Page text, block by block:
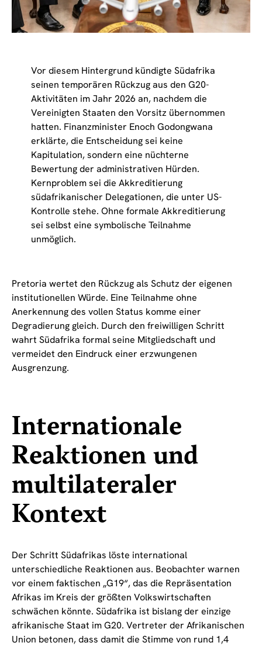
Vor diesem Hintergrund kündigte Südafrika
seinen temporären Rückzug aus den G20-
Aktivitäten im Jahr 2026 an, nachdem die
Vereinigten Staaten den Vorsitz übernommen
hatten. Finanzminister Enoch Godongwana
erklärte, die Entscheidung sei keine
Kapitulation, sondern eine nüchterne
Bewertung der administrativen Hürden.
Kernproblem sei die Akkreditierung
südafrikanischer Delegationen, die unter US-
Kontrolle stehe. Ohne formale Akkreditierung
sei selbst eine symbolische Teilnahme
unmöglich.
Pretoria wertet den Rückzug als Schutz der eigenen
institutionellen Würde. Eine Teilnahme ohne
Anerkennung des vollen Status komme einer
Degradierung gleich. Durch den freiwilligen Schritt
wahrt Südafrika formal seine Mitgliedschaft und
vermeidet den Eindruck einer erzwungenen
Ausgrenzung.
Internationale
Reaktionen und
multilateraler
Kontext
Der Schritt Südafrikas löste international
unterschiedliche Reaktionen aus. Beobachter warnen
vor einem faktischen „G19“, das die Repräsentation
Afrikas im Kreis der größten Volkswirtschaften
schwächen könnte. Südafrika ist bislang der einzige
afrikanische Staat im G20. Vertreter der Afrikanischen
Union betonen, dass damit die Stimme von rund 1,4